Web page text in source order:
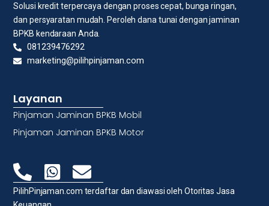
Solusi kredit terpercaya dengan proses cepat, bunga ringan,
dan persyaratan mudah. Peroleh dana tunai dengan jaminan
BPKB kendaraan Anda.
081239476292
marketing@pilihpinjaman.com
Layanan
Pinjaman Jaminan BPKB Mobil
Pinjaman Jaminan BPKB Motor
PilihPinjaman.com terdaftar dan diawasi oleh Otoritas Jasa